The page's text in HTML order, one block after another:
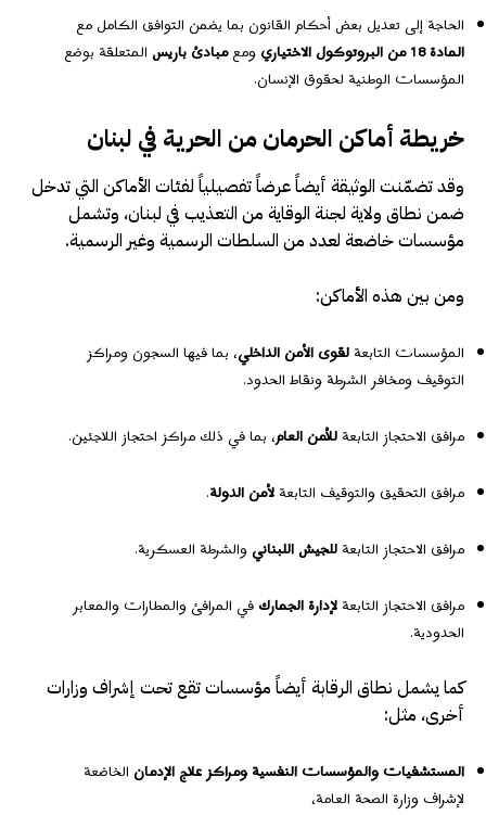
الحاجة إلى تعديل بعض أحكام القانون بما يضمن التوافق الكامل مع
المادة 18 من البروتوكول الاختياري
ومعمبادئ باريسالمتعلقة بوضع
المؤسسات الوطنية لحقوق الإنسان.
خريطة أماكن الحرمان من الحرية في لبنان
وقد تضمّنت الوثيقة أيضاً عرضاً تفصيلياً لفئات الأماكن التي تدخل
ضمن نطاق ولاية لجنة الوقاية من التعذيب في لبنان، وتشمل
مؤسسات خاضعة لعدد من السلطات الرسمية وغير الرسمية.
ومن بين هذه الأماكن:
المؤسسات التابعةلقوى الأمن الداخلي، بما فيها السجون ومراكز
التوقيف ومخافر الشرطة ونقاط الحدود.
مرافق الاحتجاز التابعةللأمن العام، بما في ذلك مراكز احتجاز اللاجئين.
مرافق التحقيق والتوقيف التابعةلأمن الدولة.
مرافق الاحتجاز التابعةللجيش اللبنانيوالشرطة العسكرية.
مرافق الاحتجاز التابعةلإدارة الجماركفي المرافئ والمطارات والمعابر
الحدودية.
كما يشمل نطاق الرقابة أيضاً مؤسسات تقع تحت إشراف وزارات
أخرى، مثل:
المستشفيات والمؤسسات النفسية ومراكز علاج الإدمانالخاضعة
لإشراف وزارة الصحة العامة،